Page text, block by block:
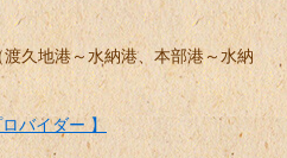
久地港～水納港、本部港～水納
バイダー 】